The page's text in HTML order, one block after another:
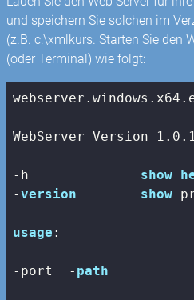
und speichern Sie solchen im
(z.B. c:\xmlkurs. Starten Sie den
(oder Terminal) wie folgt:
WebServer Version 1.0.1
-h show
-version show
usage :
-port - path